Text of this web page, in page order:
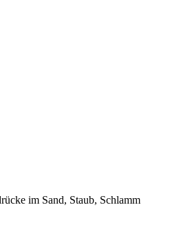
im Sand, Staub, Schlamm